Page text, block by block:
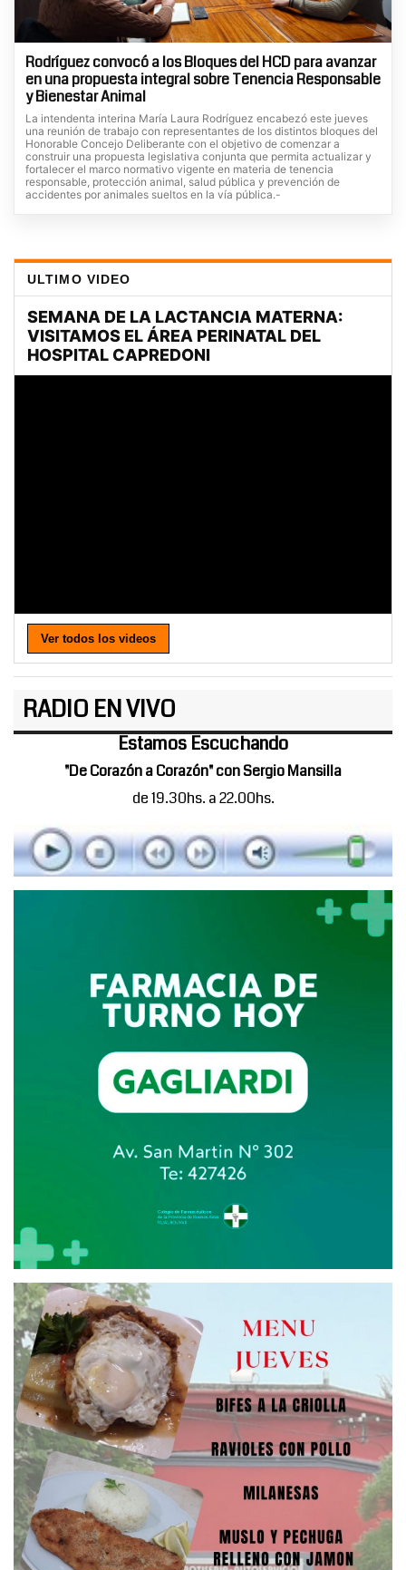
Rodríguez convocó a los Bloques del HCD para avanzar
en una propuesta integral sobre Tenencia Responsable
y Bienestar Animal
La intendenta interina María Laura Rodríguez encabezó este jueves
una reunión de trabajo con representantes de los distintos bloques del
Honorable Concejo Deliberante con el objetivo de comenzar a
construir una propuesta legislativa conjunta que permita actualizar y
fortalecer el marco normativo vigente en materia de tenencia
responsable, protección animal, salud pública y prevención de
accidentes por animales sueltos en la vía pública.-
ULTIMO VIDEO
Ver todos los videos
RADIO EN VIVO
Estamos Escuchando
"De Corazón a Corazón" con Sergio Mansilla
de 19.30hs. a 22.00hs.